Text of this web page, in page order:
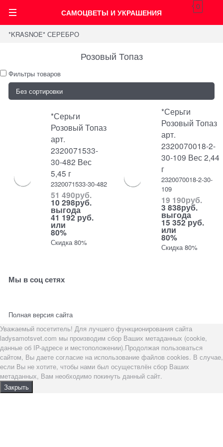
САМОЦВЕТЫ И УКРАШЕНИЯ
0
*KRASNOE* СЕРЕБРО
Розовый Топаз
Фильтры товаров
*Серьги
Розовый Топаз
арт.
2320071533-
30-482 Вес
5,45 г
2320071533-30-482
51 490руб.
10 298руб.
выгода
41 192 руб.
или
80%
Скидка 80%
*Серьги
Розовый Топаз
арт.
2320070018-2-
30-109 Вес 2,44
г
2320070018-2-30-
109
19 190руб.
3 838руб.
выгода
15 352 руб.
или
80%
Скидка 80%
Мы в соц сетях
Полная версия сайта
Уважаемый посетитель! Для лучшего функционирования сайта
ladysamotsvet.com мы производим сбор Ваших метаданных (cookie,
данные об IP-адресе и местоположении).Продолжая пользоваться
сайтом, Вы даете согласие на использование файлов cookies. В случае,
если Вы не хотите, чтобы нами был осуществлён сбор Ваших
метаданных, Вам необходимо покинуть данный сайт.
Закрыть